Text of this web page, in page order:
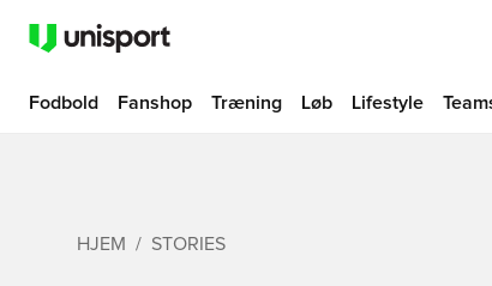
Fodbold Fanshop Træning Løb Lifestyle
HJEM STORIES